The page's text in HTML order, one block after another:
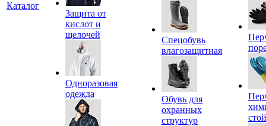
Каталог
Защита от
кислот и
щелочей
Одноразовая
одежда
Спецобувь
влагозащитная
Обувь для
охранных
структур